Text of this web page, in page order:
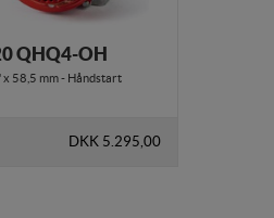
QHQ4-OH
58,5 mm - Håndstart
DKK 5.295,00